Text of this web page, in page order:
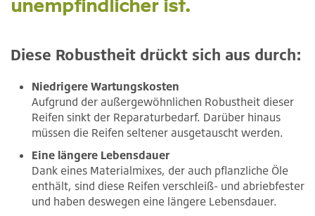
unempfindlicher ist.
Diese Robustheit drückt sich aus durch:
Niedrigere Wartungskosten
Aufgrund der außergewöhnlichen Robustheit dieser
Reifen sinkt der Reparaturbedarf. Darüber hinaus
müssen die Reifen seltener ausgetauscht werden.
Eine längere Lebensdauer
Dank eines Materialmixes, der auch pflanzliche Öle
enthält, sind diese Reifen verschleiß- und abriebfester
und haben deswegen eine längere Lebensdauer.